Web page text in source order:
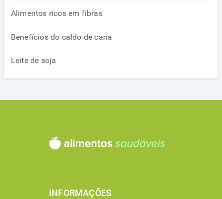
Alimentos ricos em fibras
Benefícios do caldo de cana
Leite de soja
INFORMAÇÕES